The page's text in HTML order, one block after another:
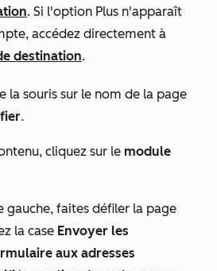
. Si l'option Plus n'apparaît
accédez directement à
destination.
la souris sur le nom de la page
.
cliquez sur le module
gauche, faites défiler la page
la case Envoyer les
aux adresses